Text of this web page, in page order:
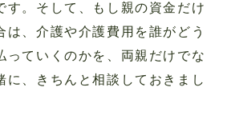
す。そして、もし親の資金だけ
は、介護や介護費用を誰がどう
っていくのかを、両親だけでな
に、きちんと相談しておきまし